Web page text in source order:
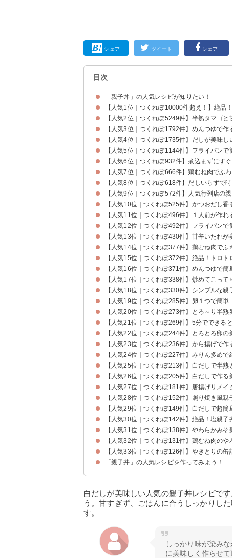
シェア ツイート シェア
目次
「親子丼」の人気レシピが知りたい！
【人気1位｜つくれぽ10000件超え！】絶品
【人気2位｜つくれぽ5249件】半熟タマゴ
【人気3位｜つくれぽ1792件】めんつゆで作
【人気4位｜つくれぽ1735件】だしが美味し
【人気5位｜つくれぽ1144件】フライパンで
【人気6位｜つくれぽ932件】煮込まずにす
【人気7位｜つくれぽ666件】鶏むね肉でふ
【人気8位｜つくれぽ618件】だしいらずで
【人気9位｜つくれぽ572件】人気行列店の親
【人気10位｜つくれぽ525件】かつおだし
【人気11位｜つくれぽ496件】１人前が作れ
【人気12位｜つくれぽ492件】フライパン
【人気13位｜つくれぽ430件】甘辛いたれ
【人気14位｜つくれぽ377件】鶏むね肉でふ
【人気15位｜つくれぽ372件】絶品！トロト
【人気16位｜つくれぽ371件】めんつゆで
【人気17位｜つくれぽ338件】炒めてこって
【人気18位｜つくれぽ330件】シンプルな親
【人気19位｜つくれぽ285件】卵１つで簡
【人気20位｜つくれぽ273件】とろ～り半熟
【人気21位｜つくれぽ269件】5分でできる
【人気22位｜つくれぽ244件】とろとろ卵の
【人気23位｜つくれぽ236件】から揚げで作
【人気24位｜つくれぽ227件】みりん多めで
【人気25位｜つくれぽ213件】白だしで半熟
【人気26位｜つくれぽ205件】白だしで作る
【人気27位｜つくれぽ181件】唐揚げリメイ
【人気28位｜つくれぽ152件】照り焼き風親
【人気29位｜つくれぽ149件】白だしで超
【人気30位｜つくれぽ142件】絶品！塩親子
【人気31位｜つくれぽ138件】やわらかみそ
【人気32位｜つくれぽ131件】鶏むね肉のや
【人気33位｜つくれぽ126件】やきとりの缶
「親子丼」の人気レシピを作ってみよう！
白だしが美味しい人気の親子丼レシピで
う。甘すぎず、ごはんに合うしっかりし
す。
しっかり味が染み
に美味しく作らせ